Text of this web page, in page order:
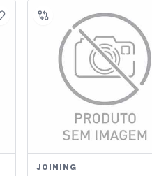
JOINING